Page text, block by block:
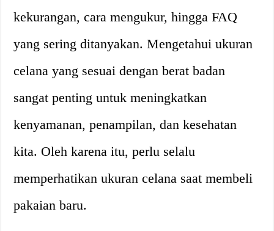
kekurangan, cara mengukur, hingga FAQ
yang sering ditanyakan. Mengetahui ukuran
celana yang sesuai dengan berat badan
sangat penting untuk meningkatkan
kenyamanan, penampilan, dan kesehatan
kita. Oleh karena itu, perlu selalu
memperhatikan ukuran celana saat membeli
pakaian baru.